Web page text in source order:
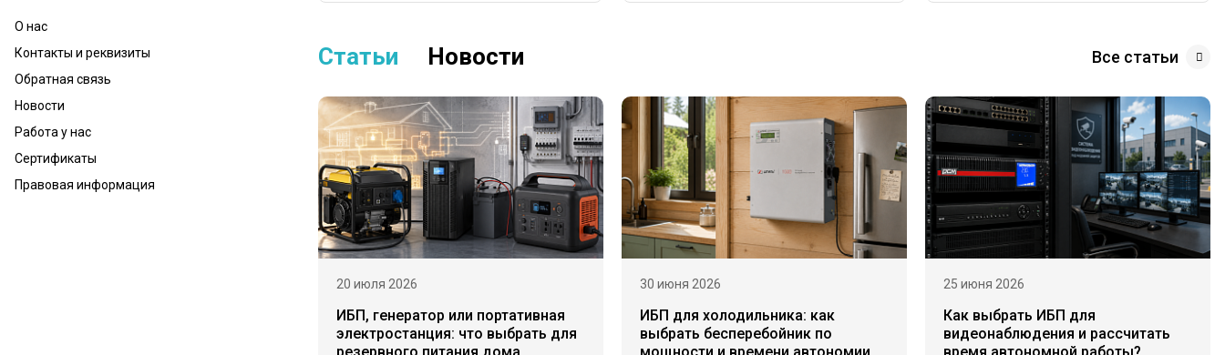
О нас
Контакты и реквизиты
Обратная связь
Новости
Работа у нас
Сертификаты
Правовая информация
Статьи Новости Все статьи
20 июля 2026
ИБП, генератор или портативная
электростанция: что выбрать для
30 июня 2026
ИБП для холодильника: как
выбрать бесперебойник по
25 июня 2026
Как выбрать ИБП для
видеонаблюдения и рассчитать